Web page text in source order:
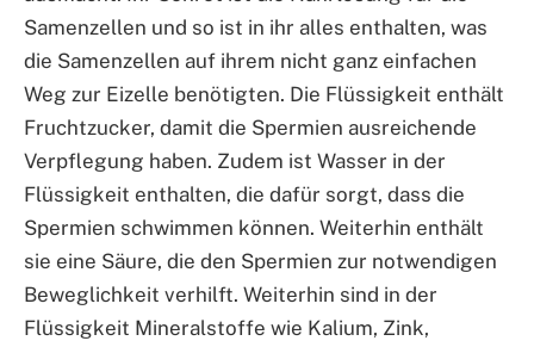
Samenzellen und so ist in ihr alles enthalten, was
die Samenzellen auf ihrem nicht ganz einfachen
Weg zur Eizelle benötigten. Die Flüssigkeit enthält
Fruchtzucker, damit die Spermien ausreichende
Verpflegung haben. Zudem ist Wasser in der
Flüssigkeit enthalten, die dafür sorgt, dass die
Spermien schwimmen können. Weiterhin enthält
sie eine Säure, die den Spermien zur notwendigen
Beweglichkeit verhilft. Weiterhin sind in der
Flüssigkeit Mineralstoffe wie Kalium, Zink,